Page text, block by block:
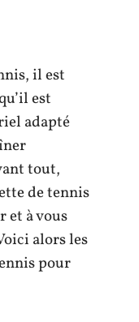
il est
est
adapté
tout,
de tennis
et à vous
alors les
pour